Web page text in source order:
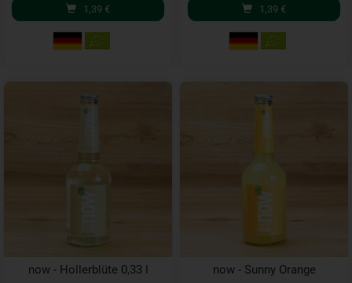
1,39 € 1,39 €
now - Hollerblüte 0,33 l now - Sunny Orange